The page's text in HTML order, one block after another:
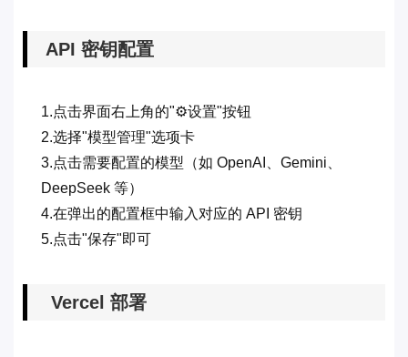
API 密钥配置
1.点击界面右上角的"⚙️设置"按钮
2.选择"模型管理"选项卡
3.点击需要配置的模型（如 OpenAI、Gemini、
DeepSeek 等）
4.在弹出的配置框中输入对应的 API 密钥
5.点击"保存"即可
Vercel 部署